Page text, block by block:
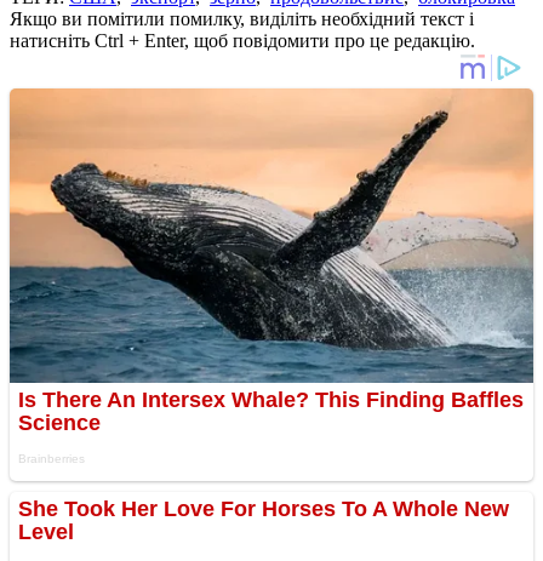
Якщо ви помітили помилку, виділіть необхідний текст і
натисніть Ctrl + Enter, щоб повідомити про це редакцію.